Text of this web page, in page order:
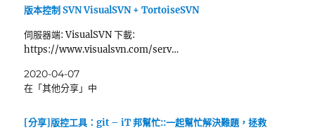
版本控制 SVN VisualSVN + TortoiseSVN
伺服器端: VisualSVN 下載:
https://www.visualsvn.com/serv…
2020-04-07
在「其他分享」中
[分享]版控工具：git – iT 邦幫忙::一起幫忙解決難題，拯救